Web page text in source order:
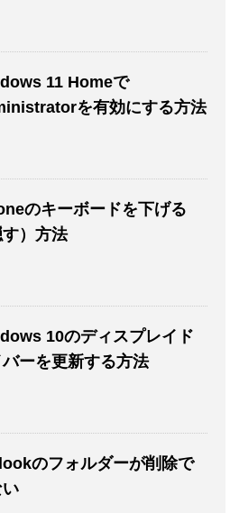
11 Homeで
を有効にする方法
のキーボードを下げる
す）方法
10のディスプレイド
バーを更新する方法
のフォルダーが削除で
い